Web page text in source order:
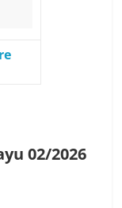
02/2026